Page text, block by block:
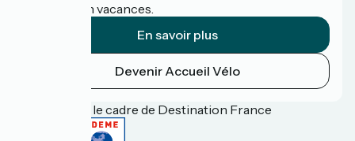
cyclistes en vacances.
En savoir plus
Devenir Accueil Vélo
Financé dans le cadre de Destination France